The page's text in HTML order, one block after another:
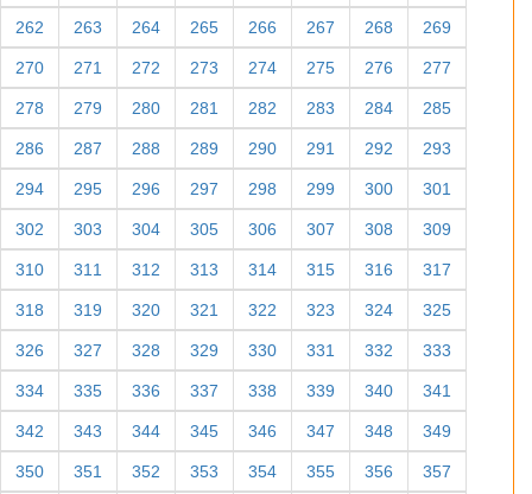
262 263 264 265 266 267 268 269
270 271 272 273 274 275 276 277
278 279 280 281 282 283 284 285
286 287 288 289 290 291 292 293
294 295 296 297 298 299 300 301
302 303 304 305 306 307 308 309
310 311 312 313 314 315 316 317
318 319 320 321 322 323 324 325
326 327 328 329 330 331 332 333
334 335 336 337 338 339 340 341
342 343 344 345 346 347 348 349
350 351 352 353 354 355 356 357